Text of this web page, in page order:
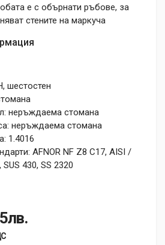
е с обърнати ръбове, за
стените на маркуча
шестостен
неръждаема стомана
неръждаема стомана
1.4016
AFNOR NF Z8 C17, AISI /
430, SS 2320